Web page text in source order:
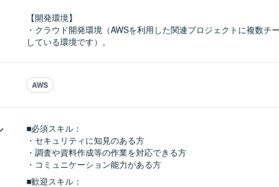
【開発環境】
・クラウド開発環境（AWSを利用した関連プロジェクトに複数チ
している環境です）。
AWS
■必須スキル：
・セキュリティに知見のある方
・調査や資料作成等の作業を対応できる方
・コミュニケーション能力がある方
■歓迎スキル：